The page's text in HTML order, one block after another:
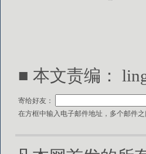
■ 本文责编：
寄给好友：
在方框中输入电子邮件地址，多个邮件之